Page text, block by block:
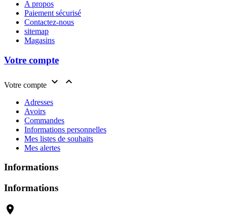
A propos
Paiement sécurisé
Contactez-nous
sitemap
Magasins
Votre compte
Votre compte  
Adresses
Avoirs
Commandes
Informations personnelles
Mes listes de souhaits
Mes alertes
Informations
Informations
